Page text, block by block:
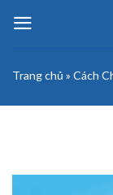
Trang chủ » Cách